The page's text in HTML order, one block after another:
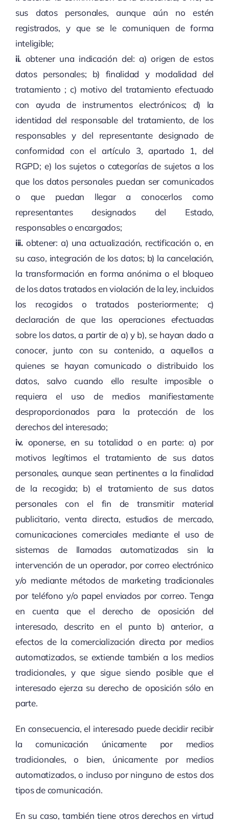
sus datos personales, aunque aún no estén
registrados, y que se le comuniquen de forma
inteligible;
ii. obtener una indicación del: a) origen de estos
datos personales; b) finalidad y modalidad del
tratamiento ; c) motivo del tratamiento efectuado
con ayuda de instrumentos electrónicos; d) la
identidad del responsable del tratamiento, de los
responsables y del representante designado de
conformidad con el artículo 3, apartado 1, del
RGPD; e) los sujetos o categorías de sujetos a los
que los datos personales puedan ser comunicados
o que puedan llegar a conocerlos como
representantes designados del Estado,
responsables o encargados;
iii.obtener: a) una actualización, rectificación o, en
su caso, integración de los datos; b) la cancelación,
la transformación en forma anónima o el bloqueo
de los datos tratados en violación de la ley, incluidos
los recogidos o tratados posteriormente; c)
declaración de que las operaciones efectuadas
sobre los datos, a partir de a) y b), se hayan dado a
conocer, junto con su contenido, a aquellos a
quienes se hayan comunicado o distribuido los
datos, salvo cuando ello resulte imposible o
requiera el uso de medios manifiestamente
desproporcionados para la protección de los
derechos del interesado;
iv. oponerse, en su totalidad o en parte: a) por
motivos legítimos el tratamiento de sus datos
personales, aunque sean pertinentes a la finalidad
de la recogida; b) el tratamiento de sus datos
personales con el fin de transmitir material
publicitario, venta directa, estudios de mercado,
comunicaciones comerciales mediante el uso de
sistemas de llamadas automatizadas sin la
intervención de un operador, por correo electrónico
y/o mediante métodos de marketing tradicionales
por teléfono y/o papel enviados por correo. Tenga
en cuenta que el derecho de oposición del
interesado, descrito en el punto b) anterior, a
efectos de la comercialización directa por medios
automatizados, se extiende también a los medios
tradicionales, y que sigue siendo posible que el
interesado ejerza su derecho de oposición sólo en
parte.
En consecuencia, el interesado puede decidir recibir
la comunicación únicamente por medios
tradicionales, o bien, únicamente por medios
automatizados, o incluso por ninguno de estos dos
tipos de comunicación.
En su caso, también tiene otros derechos en virtud